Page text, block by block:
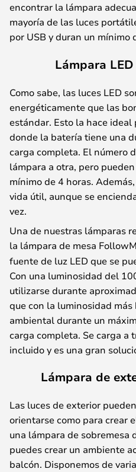
encontrar la lámpara
mayoría de las luces
por USB y duran un mínimo
Lámpara
Como sabe, las luces LED
energéticamente que las
estándar. Esto la hace
donde la batería tiene una
carga completa. El número
lámpara a otra, pero
mínimo de 4 horas.
vida útil, aunque se
vez.
Una de nuestras lámparas
la lámpara de mesa
fuente de luz LED que se
Con una luminosidad del
utilizarse durante
que con la luminosidad
ambiental durante un
carga completa. Se carga a
incluido y es una gran
Lámpara de
Las luces de exterior
orientarse como para crear
una lámpara de sobremesa
puedes crear un ambiente
balcón. Disponemos de